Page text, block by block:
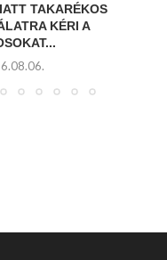
TAKARÉKOS
KÉRI A